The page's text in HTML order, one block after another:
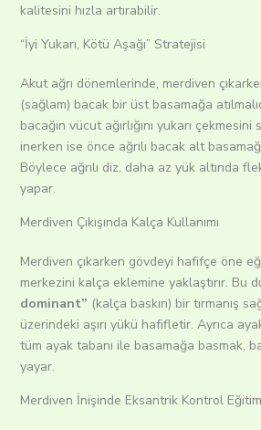
kalitesini hızla artırabilir.
“İyi Yukarı, Kötü Aşağı” Stratejisi
Akut ağrı dönemlerinde, merdiven
(sağlam) bacak bir üst basamağa
bacağın vücut ağırlığını yukarı
inerken ise önce ağrılı bacak alt
Böylece ağrılı diz, daha az yük altında
yapar.
Merdiven Çıkışında Kalça Kullanımı
Merdiven çıkarken gövdeyi hafifçe öne
merkezini kalça eklemine yaklaştırır. Bu
dominant” (kalça baskın) bir tırmanış
üzerindeki aşırı yükü hafifletir. Ayrıca
tüm ayak tabanı ile basamağa basmak,
yayar.
Merdiven İnişinde Eksantrik Kontrol